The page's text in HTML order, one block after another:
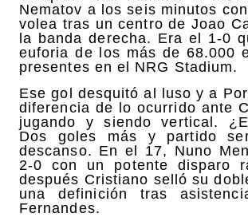
Nematov a los seis minutos
volea tras un centro de Joao
la banda derecha. Era el 1-0
euforia de los más de 68.000
presentes en el NRG Stadium.
Ese gol desquitó al luso y a
diferencia de lo ocurrido ante
jugando y siendo vertical.
Dos goles más y partido
descanso. En el 17, Nuno
2-0 con un potente disparo
después Cristiano selló su
una definición tras
Fernandes.